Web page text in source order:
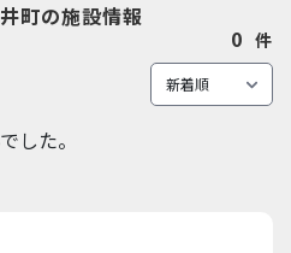
町の施設情報
0 件
した。